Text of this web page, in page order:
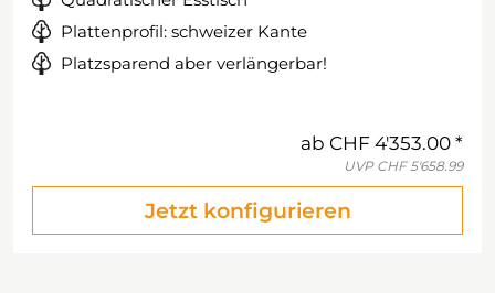
Plattenprofil: schweizer Kante
Platzsparend aber verlängerbar!
ab CHF 4'353.00
UVP CHF 5'658.99
Jetzt konfigurieren